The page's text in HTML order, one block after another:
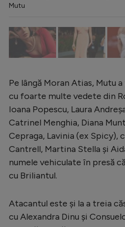
Mutu
Pe lângă Moran Atias, Mutu
cu foarte multe vedete din
Ioana Popescu, Laura
Catrinel Menghia, Diana
Cepraga, Lavinia (ex Spicy),
Cantrell, Martina Stella și
numele vehiculate în presă
cu Briliantul.
Atacantul este și la a treia
cu Alexandra Dinu și